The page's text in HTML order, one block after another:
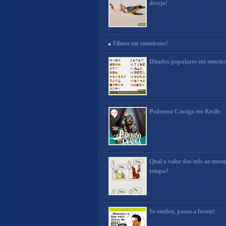
desejo!
Filmes em emoticons!
Ditados populares em
Poderoso Castiga em Recife
Qual o valor dos três ao
tempo?
Se souber, passa a frente!